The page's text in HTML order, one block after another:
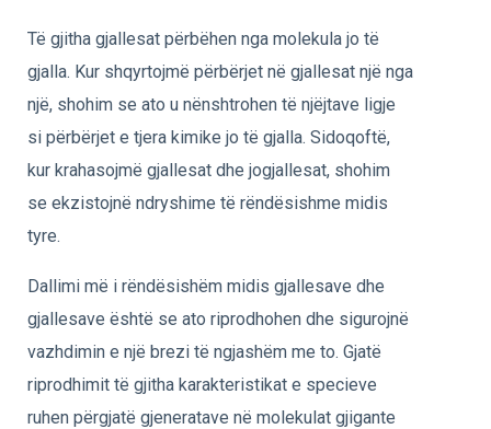
Të gjitha gjallesat përbëhen nga molekula jo të
gjalla. Kur shqyrtojmë përbërjet në gjallesat një nga
një, shohim se ato u nënshtrohen të njëjtave ligje
si përbërjet e tjera kimike jo të gjalla. Sidoqoftë,
kur krahasojmë gjallesat dhe jogjallesat, shohim
se ekzistojnë ndryshime të rëndësishme midis
tyre.
Dallimi më i rëndësishëm midis gjallesave dhe
gjallesave është se ato riprodhohen dhe sigurojnë
vazhdimin e një brezi të ngjashëm me to. Gjatë
riprodhimit të gjitha karakteristikat e specieve
ruhen përgjatë gjeneratave në molekulat gjigante